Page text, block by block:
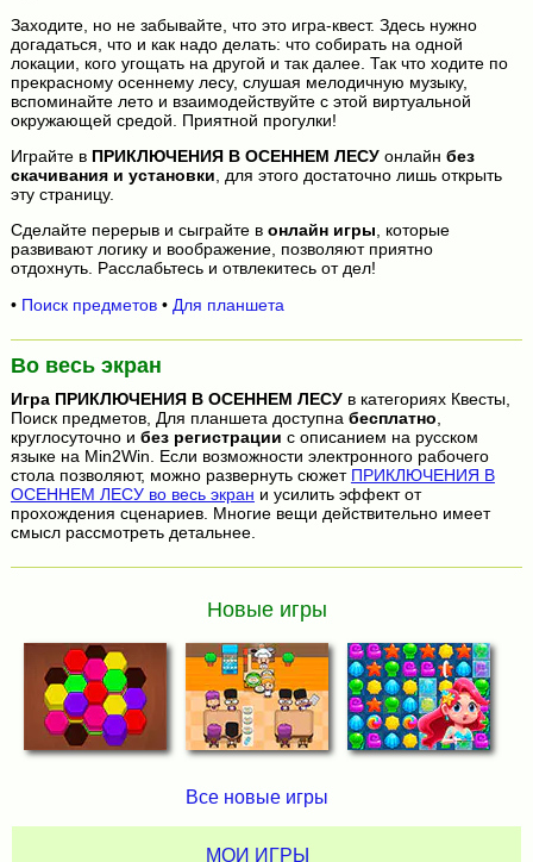
Заходите, но не забывайте, что это игра-квест. Здесь нужно
догадаться, что и как надо делать: что собирать на одной
локации, кого угощать на другой и так далее. Так что ходите по
прекрасному осеннему лесу, слушая мелодичную музыку,
вспоминайте лето и взаимодействуйте с этой виртуальной
окружающей средой. Приятной прогулки!
Играйте в ПРИКЛЮЧЕНИЯ В ОСЕННЕМ ЛЕСУонлайн без
скачивания и установки , для этого достаточно лишь открыть
эту страницу.
Сделайте перерыв и сыграйте в онлайн игры, которые
развивают логику и воображение, позволяют приятно
отдохнуть. Расслабьтесь и отвлекитесь от дел!
• Поиск предметов• Для планшета
Во весь экран
Игра ПРИКЛЮЧЕНИЯ В ОСЕННЕМ ЛЕСУв категориях Квесты,
Поиск предметов, Для планшета доступна бесплатно
круглосуточно и без регистрации с описанием на русском
языке на Min2Win. Если возможности электронного рабочего
стола позволяют, можно развернуть сюжет ПРИКЛЮЧЕНИЯ В
ОСЕННЕМ ЛЕСУ во весь экран и усилить эффект от
прохождения сценариев. Многие вещи действительно имеет
смысл рассмотреть детальнее.
Новые игры
Все новые игры
МОИ ИГРЫ